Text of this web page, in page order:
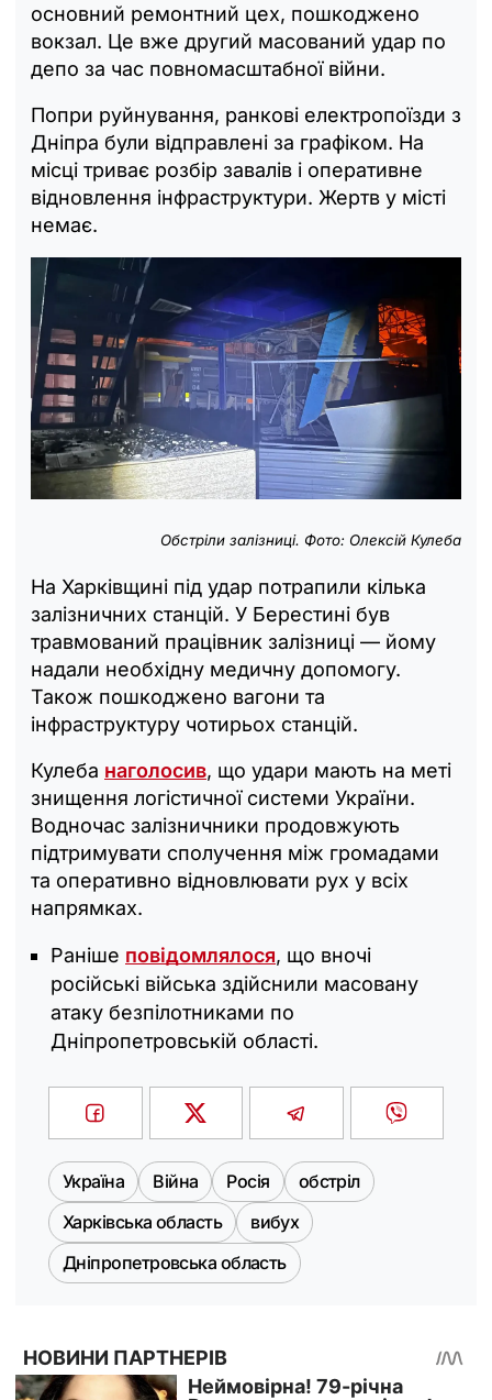
основний ремонтний цех, пошкоджено
вокзал. Це вже другий масований удар по
депо за час повномасштабної війни.
Попри руйнування, ранкові електропоїзди з
Дніпра були відправлені за графіком. На
місці триває розбір завалів і оперативне
відновлення інфраструктури. Жертв у місті
немає.
Обстріли залізниці. Фото: Олексій Кулеба
На Харківщині під удар потрапили кілька
залізничних станцій. У Берестині був
травмований працівник залізниці — йому
надали необхідну медичну допомогу.
Також пошкоджено вагони та
інфраструктуру чотирьох станцій.
Кулеба наголосив, що удари мають на меті
знищення логістичної системи України.
Водночас залізничники продовжують
підтримувати сполучення між громадами
та оперативно відновлювати рух у всіх
напрямках.
Раніше повідомлялося, що вночі
російські війська здійснили масовану
атаку безпілотниками по
Дніпропетровській області.
Україна Війна Росія
обстріл
Харківська область
вибух
Дніпропетровська область